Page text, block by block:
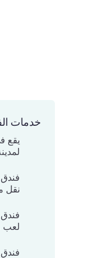
خدمات
يقع
نقل
لعب